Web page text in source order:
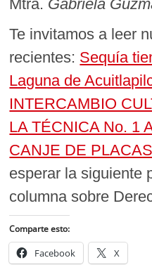
Mtra. Gabriela
Te invitamos a leer
recientes: Sequía
Laguna de
INTERCAMBIO
LA TÉCNICA No. 1
CANJE DE
esperar la siguiente
columna sobre
Comparte esto:
Facebook X